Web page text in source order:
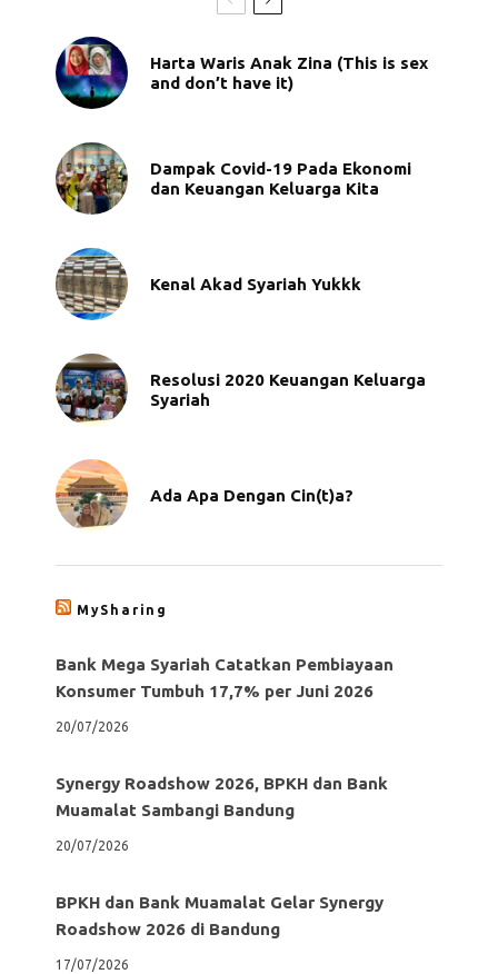
Harta Waris Anak Zina (This is sex
and don’t have it)
Dampak Covid-19 Pada Ekonomi
dan Keuangan Keluarga Kita
Kenal Akad Syariah Yukkk
Resolusi 2020 Keuangan Keluarga
Syariah
Ada Apa Dengan Cin(t)a?
MySharing
Bank Mega Syariah Catatkan Pembiayaan
Konsumer Tumbuh 17,7% per Juni 2026
20/07/2026
Synergy Roadshow 2026, BPKH dan Bank
Muamalat Sambangi Bandung
20/07/2026
BPKH dan Bank Muamalat Gelar Synergy
Roadshow 2026 di Bandung
17/07/2026